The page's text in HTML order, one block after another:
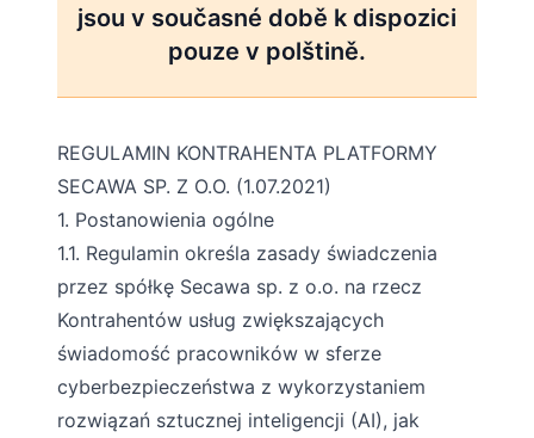
jsou v současné době k dispozici
pouze v polštině.
REGULAMIN KONTRAHENTA PLATFORMY
SECAWA SP. Z O.O. (1.07.2021)
1. Postanowienia ogólne
1.1. Regulamin określa zasady świadczenia
przez spółkę Secawa sp. z o.o. na rzecz
Kontrahentów usług zwiększających
świadomość pracowników w sferze
cyberbezpieczeństwa z wykorzystaniem
rozwiązań sztucznej inteligencji (AI), jak